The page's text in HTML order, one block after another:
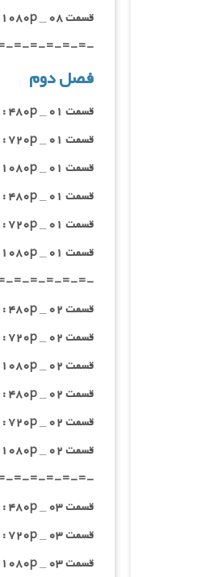
قسمت ۰۸ _ ۱۰۸۰p : | لینک مستقیم | دوبله فارسی
=-=-=-=-=-
فصل دوم
قسمت ۰۱ _ ۴۸۰p : | لینک مستقیم | دوبله فارسی
قسمت ۰۱ _ ۷۲۰p : | لینک مستقیم | دوبله فارسی
قسمت ۰۱ _ ۱۰۸۰p : | لینک مستقیم | دوبله فارسی
قسمت ۰۱ _ ۴۸۰p : | لینک مستقیم | هاردساب فارسی
قسمت ۰۱ _ ۷۲۰p : | لینک مستقیم | هاردساب فارسی
قسمت ۰۱ _ ۱۰۸۰p : | لینک مستقیم | هاردساب فارسی
=-=-=-=-=-
قسمت ۰۲ _ ۴۸۰p : | لینک مستقیم | دوبله فارسی
قسمت ۰۲ _ ۷۲۰p : | لینک مستقیم | دوبله فارسی
قسمت ۰۲ _ ۱۰۸۰p : | لینک مستقیم | دوبله فارسی
قسمت ۰۲ _ ۴۸۰p : | لینک مستقیم | هاردساب فارسی
قسمت ۰۲ _ ۷۲۰p : | لینک مستقیم | هاردساب فارسی
قسمت ۰۲ _ ۱۰۸۰p : | لینک مستقیم | هاردساب فارسی
=-=-=-=-=-
قسمت ۰۳ _ ۴۸۰p : | لینک مستقیم | دوبله فارسی
قسمت ۰۳ _ ۷۲۰p : | لینک مستقیم | دوبله فارسی
قسمت ۰۳ _ ۱۰۸۰p : | لینک مستقیم | دوبله فارسی